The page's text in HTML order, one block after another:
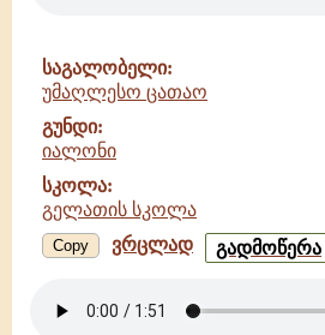
საგალობელი:
უმაღლესო ცათაო
გუნდი:
იალონი
სკოლა:
გელათის სკოლა
Copy ვრცლად უმაღლესო
ცათაო
იალონი
გადმოწერა